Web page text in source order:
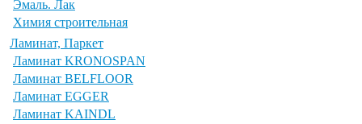
Эмаль. Лак
Химия строительная
Ламинат, Паркет
Ламинат KRONOSPAN
Ламинат BELFLOOR
Ламинат EGGER
Ламинат KAINDL